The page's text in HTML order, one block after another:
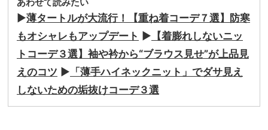
あわせて読みたい
▶︎薄タートルが大流行！【重ね着コーデ７選】防寒
もオシャレもアップデート ▶︎ 【着膨れしないニッ
トコーデ３選】袖や衿から“ブラウス見せ”が上品見
えのコツ ▶︎ 「薄手ハイネックニット」でダサ見え
しないための垢抜けコーデ３選